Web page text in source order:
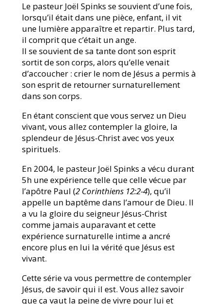
Le pasteur Joël Spinks se souvient d’une fois,
lorsqu’il était dans une pièce, enfant, il vit
une lumière apparaître et repartir. Plus tard,
il comprit que c’était un ange.
Il se souvient de sa tante dont son esprit
sortit de son corps, alors qu’elle venait
d’accoucher : crier le nom de Jésus a permis à
son esprit de retourner surnaturellement
dans son corps.
En étant conscient que vous servez un Dieu
vivant, vous allez contempler la gloire, la
splendeur de Jésus-Christ avec vos yeux
spirituels.
En 2004, le pasteur Joël Spinks a vécu durant
5h une expérience telle que celle vécue par
l’apôtre Paul (2 Corinthiens 12:2-4), qu’il
appelle un baptême dans l’amour de Dieu. Il
a vu la gloire du seigneur Jésus-Christ
comme jamais auparavant et cette
expérience surnaturelle intime a ancré
encore plus en lui la vérité que Jésus est
vivant.
Cette série va vous permettre de contempler
Jésus, de savoir qui il est. Vous allez savoir
que ça vaut la peine de vivre pour lui et